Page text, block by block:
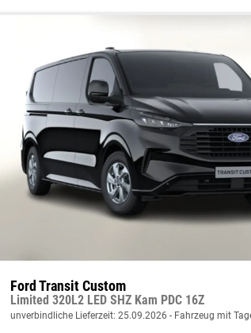
Ford Transit Custom
Limited 320L2 LED SHZ Kam PDC 16Z
unverbindliche Lieferzeit: 25.09.2026 Fahrzeug mit